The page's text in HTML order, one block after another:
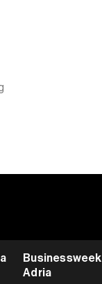
Businessweek
Adria